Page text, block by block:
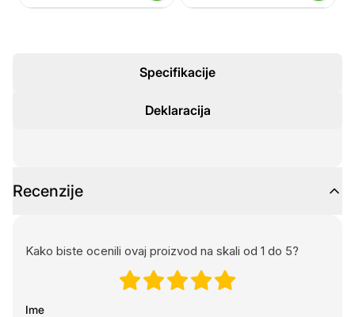
Specifikacije
Deklaracija
Recenzije
Kako biste ocenili ovaj proizvod na skali od 1 do 5?
Ime